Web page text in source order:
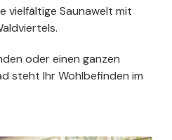
vielfältige Saunawelt mit
oder einen ganzen
steht Ihr Wohlbefinden im